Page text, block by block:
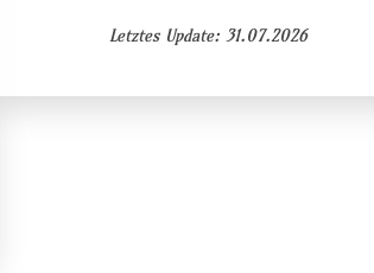
Letztes Update: 31.07.2026